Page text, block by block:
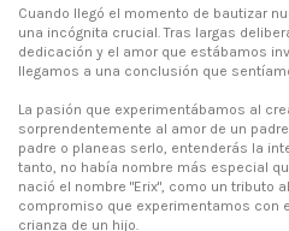
Cuando llegó el momento de bautizar
una incógnita crucial. Tras largas
dedicación y el amor que estábamos
llegamos a una conclusión que
La pasión que experimentábamos al
sorprendentemente al amor de un
padre o planeas serlo, entenderás la
tanto, no había nombre más especial
nació el nombre "Erix", como un tributo
compromiso que experimentamos con
crianza de un hijo.